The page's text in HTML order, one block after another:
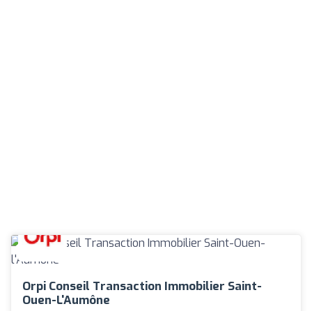
Orpi Conseil Transaction Immobilier Saint-
Ouen-L'Aumône